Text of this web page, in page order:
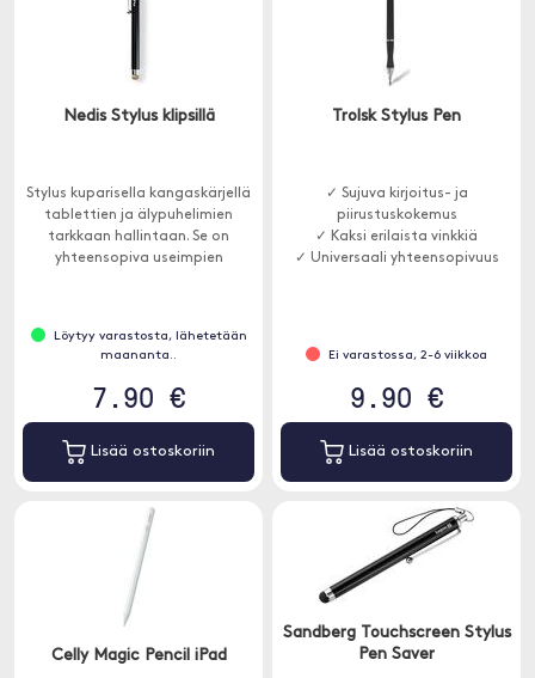
Nedis Stylus klipsillä
Stylus kuparisella kangaskärjellä
tablettien ja älypuhelimien
tarkkaan hallintaan. Se on
yhteensopiva useimpien
naarmuja, tahroja ja raitoja.
Löytyy varastosta, lähetetään
maananta..
7.90 €
Lisää ostoskoriin
Trolsk Stylus Pen
✓ Sujuva kirjoitus- ja
piirustuskokemus
✓ Kaksi erilaista vinkkiä
✓ Universaali yhteensopivuus
Ei varastossa, 2-6 viikkoa
9.90 €
Lisää ostoskoriin
Celly Magic Pencil iPad
Sandberg Touchscreen Stylus
Pen Saver